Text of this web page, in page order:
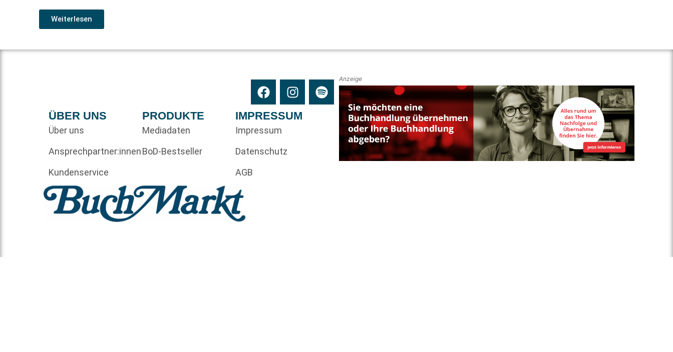
Weiterlesen
ÜBER UNS
Über uns
Ansprechpartner:innen
Kundenservice
PRODUKTE
Mediadaten
BoD-Bestseller
IMPRESSUM
Impressum
Datenschutz
AGB
Anzeige